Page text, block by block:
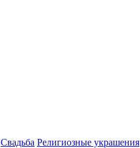
Свадьба Религиозные украшения